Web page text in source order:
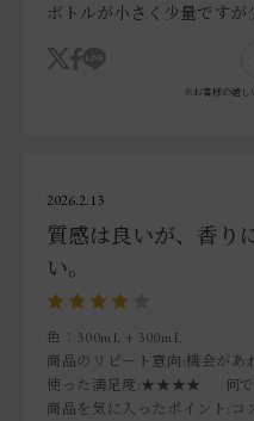
ボトルが小さく少量ですが
※お客様の嬉し
2026.2.13
質感は良いが、香り
い。
色：300mL + 300mL
商品のリピート意向:機会があ
使った満足度:★★★★ 何
商品を気に入ったポイント :コ